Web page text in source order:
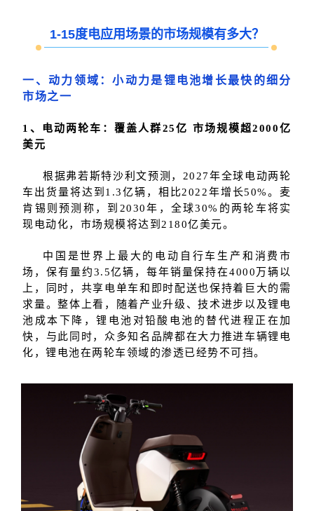
1-15度电应用场景的市场规模有多大？
一、动力领域：小动力是锂电池增长最快的细分
市场之一
1、电动两轮车：覆盖人群25亿 市场规模超2000亿
美元
根据弗若斯特沙利文预测，2027年全球电动两轮
车出货量将达到1.3亿辆，相比2022年增长50%。麦
肯锡则预测称，到2030年，全球30%的两轮车将实
现电动化，市场规模将达到2180亿美元。
中国是世界上最大的电动自行车生产和消费市
场，保有量约3.5亿辆，每年销量保持在4000万辆以
上，同时，共享电单车和即时配送也保持着巨大的需
求量。整体上看，随着产业升级、技术进步以及锂电
池成本下降，锂电池对铅酸电池的替代进程正在加
快，与此同时，众多知名品牌都在大力推进车辆锂电
化，锂电池在两轮车领域的渗透已经势不可挡。